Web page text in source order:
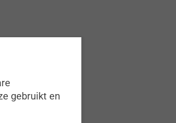
gebruikt en